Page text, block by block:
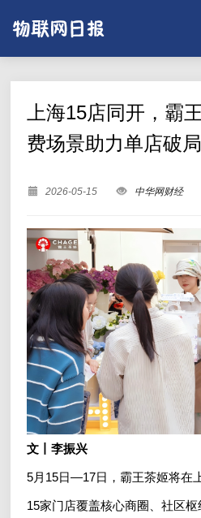
上海15店同开，霸
费场景助力单店破局
2026-05-15 中华网财经
文丨李振兴
5月15日—17日，霸王茶姬将在
15家门店覆盖核心商圈、社区